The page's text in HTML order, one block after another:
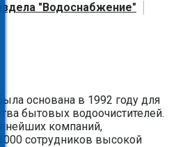
"Водоснабжение"
основана в 1992 году для
бытовых водоочистителей.
компаний,
сотрудников высокой